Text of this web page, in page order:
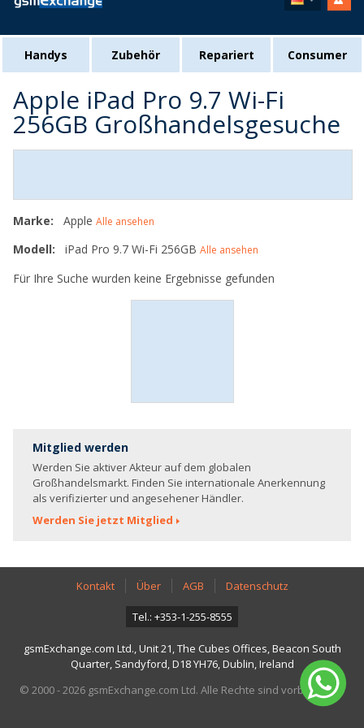
Handys Zubehör Repariert Consumer
Apple iPad Pro 9.7 Wi-Fi
256GB Großhandelsgesuche
Marke: Apple Alle ansehen
Modell: iPad Pro 9.7 Wi-Fi 256GB Alle ansehen
Für Ihre Suche wurden keine Ergebnisse gefunden
Mitglied werden
Werden Sie aktiver Akteur auf dem globalen
Großhandelsmarkt. Finden Sie internationale Anerkennung
als verifizierter und angesehener Händler.
Werden Sie jetzt Mitglied
Kontakt Über AGB Datenschutz
Tel.: +353-1-255-8555
gsmExchange.com Ltd., Unit 21, The Cubes Offices, Beacon South
Quarter, Sandyford, D18 YH76, Dublin, Ireland
© 2000 - 2026 gsmExchange.com Ltd. Alle Rechte sind vorbehalten.